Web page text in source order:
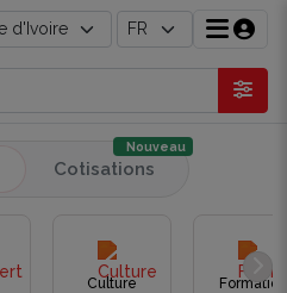
Cotisations
Nouveau
Culture Formation